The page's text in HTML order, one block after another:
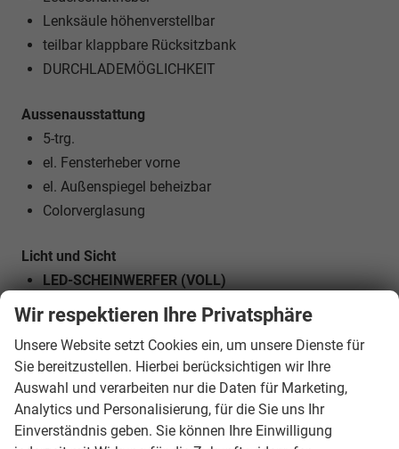
Lenksäule höhenverstellbar
teilbar klappbare Rücksitzbank
DURCHLADEMÖGLICHKEIT
Aussenausstattung
5-trg.
el. Fensterheber vorne
el. Außenspiegel beheizbar
Colorverglasung
Licht und Sicht
LED-SCHEINWERFER (VOLL)
LED-Tagfahrlicht
LED-Heckleuchten
Lichtautomatik
Coming-Home-Funktion
Leaving-Home-Funktion
NEBELSCHEINWERFER
Wir respektieren Ihre Privatsphäre
Unsere Website setzt Cookies ein, um unsere Dienste für
Sie bereitzustellen. Hierbei berücksichtigen wir Ihre
Auswahl und verarbeiten nur die Daten für Marketing,
Analytics und Personalisierung, für die Sie uns Ihr
Einverständnis geben. Sie können Ihre Einwilligung